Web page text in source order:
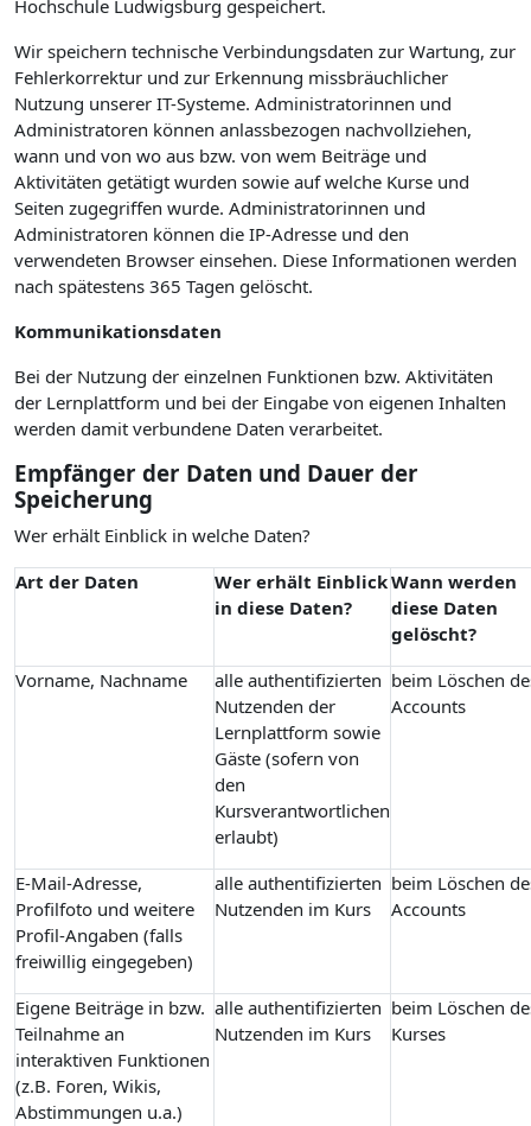
Hochschule Ludwigsburg gespeichert.
Wir speichern technische Verbindungsdaten zur Wartung, zur
Fehlerkorrektur und zur Erkennung missbräuchlicher
Nutzung unserer IT-Systeme. Administratorinnen und
Administratoren können anlassbezogen nachvollziehen,
wann und von wo aus bzw. von wem Beiträge und
Aktivitäten getätigt wurden sowie auf welche Kurse und
Seiten zugegriffen wurde. Administratorinnen und
Administratoren können die IP-Adresse und den
verwendeten Browser einsehen. Diese Informationen werden
nach spätestens 365 Tagen gelöscht.
Kommunikationsdaten
Bei der Nutzung der einzelnen Funktionen bzw. Aktivitäten
der Lernplattform und bei der Eingabe von eigenen Inhalten
werden damit verbundene Daten verarbeitet.
Empfänger der Daten und Dauer der
Speicherung
Wer erhält Einblick in welche Daten?
Art der Daten
Wer erhält Einblick
in diese Daten?
Wann werden
diese Daten
gelöscht?
Vorname, Nachname
alle authentifizierten
Nutzenden der
Lernplattform sowie
Gäste (sofern von
den
Kursverantwortlichen
erlaubt)
beim Löschen
Accounts
E-Mail-Adresse,
Profilfoto und weitere
Profil-Angaben (falls
freiwillig eingegeben)
alle authentifizierten
Nutzenden im Kurs
beim Löschen
Accounts
Eigene Beiträge in bzw.
Teilnahme an
interaktiven Funktionen
(z.B. Foren, Wikis,
Abstimmungen u.a.)
alle authentifizierten
Nutzenden im Kurs
beim Löschen
Kurses